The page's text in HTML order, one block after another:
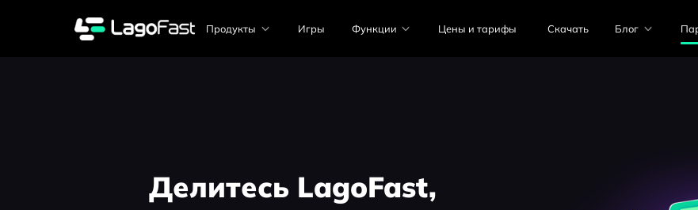
Продукты Игры Функции Цены и тарифы Скачать Блог
Делитесь LagoFast,